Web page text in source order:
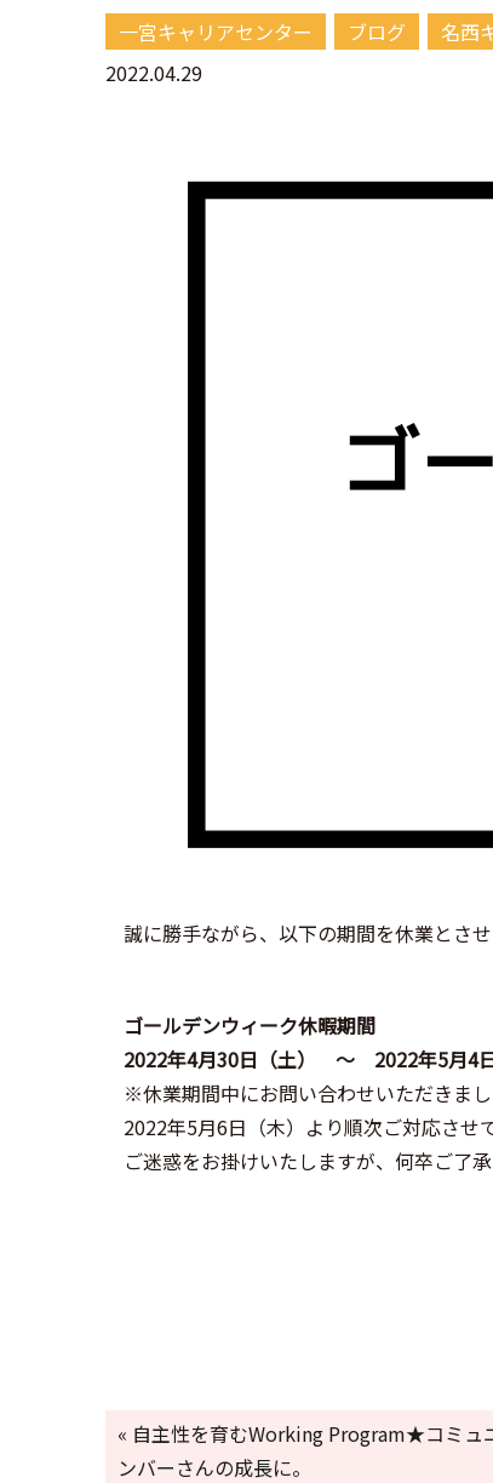
一宮キャリアセンター ブログ 名西
2022.04.29
誠に勝手ながら、以下の期間を休業とさせ
ゴールデンウィーク休暇期間
2022年4月30日（土） ～ 2022年5月4日
※休業期間中にお問い合わせいただきまし
2022年5月6日（木）より順次ご対応させ
ご迷惑をお掛けいたしますが、何卒ご了
« 自主性を育むWorking Program★コミュ
ンバーさんの成長に。